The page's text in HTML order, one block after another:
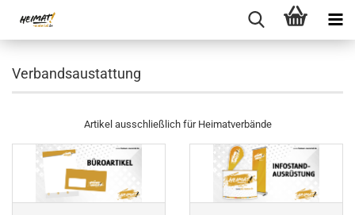
Verbandsaustattung
Artikel ausschließlich für Heimatverbände